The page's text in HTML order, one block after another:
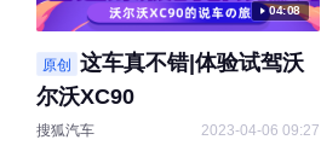
04:08
原创
这车真不错|体验试驾沃
尔沃XC90
搜狐汽车 2023-04-06 09:27